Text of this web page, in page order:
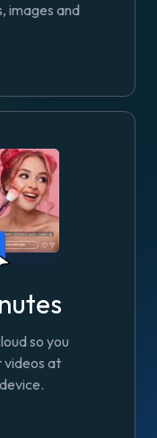
images and
so you
videos at